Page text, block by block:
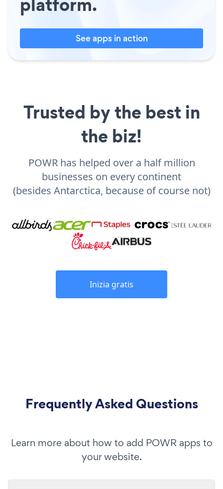
See apps in action
Trusted by the best in
the biz!
POWR has helped over a half million
businesses on every continent
(besides Antarctica, because of course not)
Inizia gratis
Frequently Asked Questions
Learn more about how to add POWR apps to
your website.